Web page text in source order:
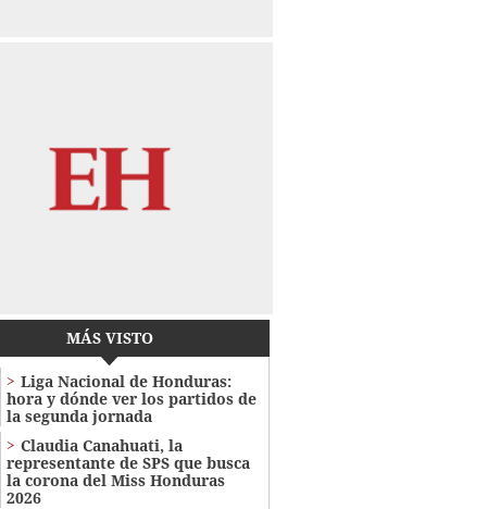
MÁS VISTO
Liga Nacional de Honduras:
hora y dónde ver los partidos de
la segunda jornada
Claudia Canahuati, la
representante de SPS que busca
la corona del Miss Honduras
2026